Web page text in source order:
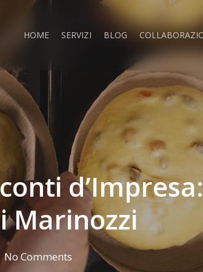
HOME SERVIZI BLOG
Marinozzi
No Comments